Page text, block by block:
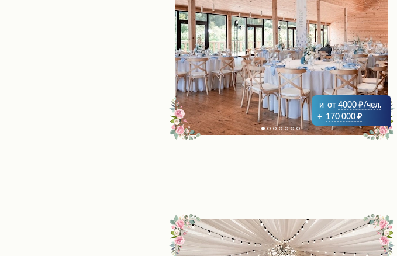
и от 4000
/чел.
+ 170 000